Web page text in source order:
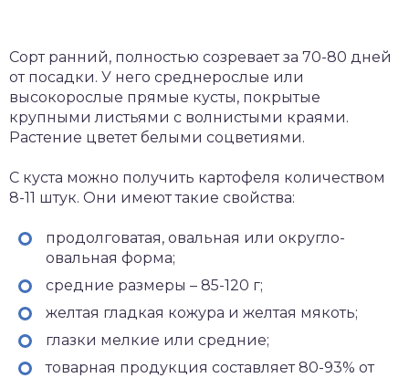
Сорт ранний, полностью созревает за 70-80 дней
от посадки. У него среднерослые или
высокорослые прямые кусты, покрытые
крупными листьями с волнистыми краями.
Растение цветет белыми соцветиями.
С куста можно получить картофеля количеством
8-11 штук. Они имеют такие свойства:
продолговатая, овальная или округло-
овальная форма;
средние размеры – 85-120 г;
желтая гладкая кожура и желтая мякоть;
глазки мелкие или средние;
товарная продукция составляет 80-93% от